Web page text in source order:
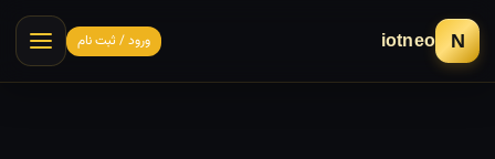
N
iotneo ورود / ثبت نام